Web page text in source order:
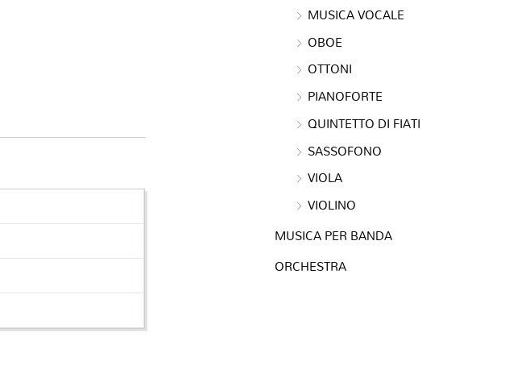
MUSICA VOCALE
OBOE
OTTONI
PIANOFORTE
QUINTETTO DI FIATI
SASSOFONO
VIOLA
VIOLINO
MUSICA PER BANDA
ORCHESTRA